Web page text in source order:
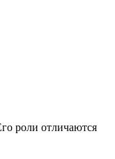
роли отличаются